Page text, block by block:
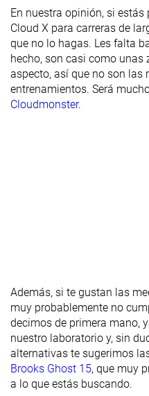
TranspirabilidadMedia
Anchura /
ajuste
Media
Anchura de la
parte
delantera
Ancha
Talón marca
Antepié
laboratorio
Antepié
marca
17.8 mm
22.0 mm
Anchuras
Estándar
En nuestra opinión, si
Cloud X para carreras de
que no lo hagas. Les falta
hecho, son casi como
aspecto, así que no son las
entrenamientos. Será
Cloudmonster.
Además, si te gustan las
muy probablemente no
decimos de primera mano,
nuestro laboratorio y, sin
alternativas te sugerimos
Brooks Ghost 15, que muy
a lo que estás buscando.